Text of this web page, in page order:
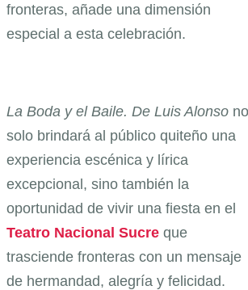
fronteras, añade una dimensión
especial a esta celebración.
La Boda y el Baile. De Luis Alonso no
solo brindará al público quiteño una
experiencia escénica y lírica
excepcional, sino también la
oportunidad de vivir una fiesta en el
Teatro Nacional Sucre que
trasciende fronteras con un mensaje
de hermandad, alegría y felicidad.